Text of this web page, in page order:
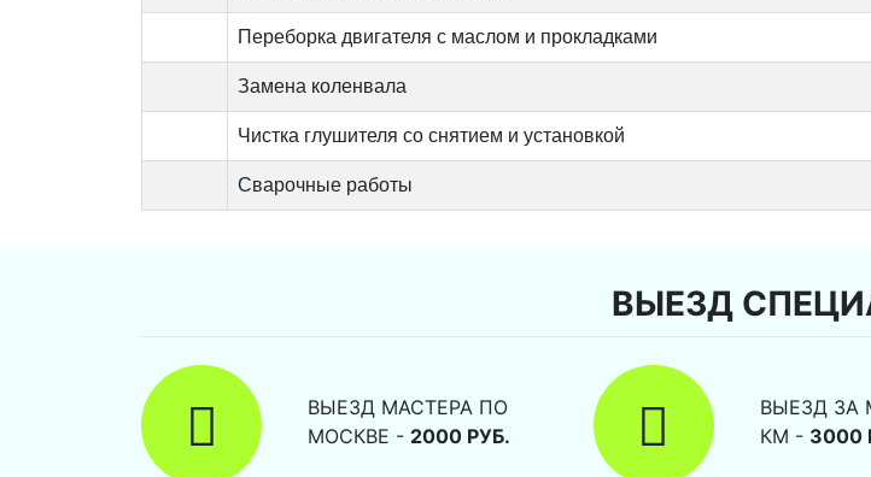
Переборка двигателя с маслом и прокладками
Замена коленвала
Чистка глушителя со снятием и установкой
Сварочные работы
ВЫЕЗД
ВЫЕЗД МАСТЕРА ПО
МОСКВЕ - 2000 РУБ.
ВЫЕЗД ЗА
КМ - 3000